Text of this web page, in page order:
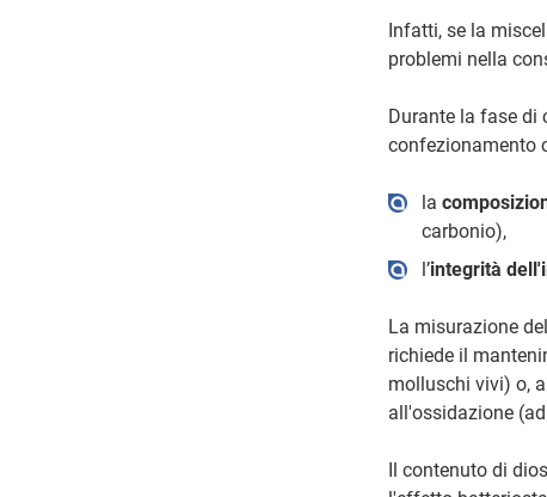
Infatti, se la
problemi nella
Durante la fase di
confezionamento
la
carbonio),
l’integrità
La misurazione
richiede il
molluschi vivi) o,
all'ossidazione
Il contenuto di